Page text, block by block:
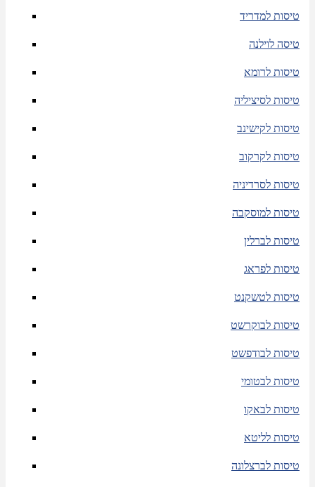
טיסות למדריד
טיסה לוילנה
טיסות לרומא
טיסות לסיציליה
טיסות לקישינב
טיסות לקרקוב
טיסות לסרדיניה
טיסות למוסקבה
טיסות לברלין
טיסות לפראג
טיסות לטשקנט
טיסות לבוקרשט
טיסות לבודפשט
טיסות לבטומי
טיסות לבאקו
טיסות לליטא
טיסות לברצלונה